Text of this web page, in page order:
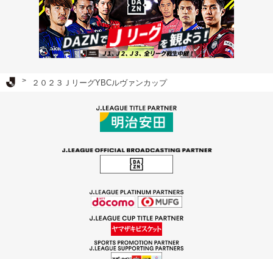
Ｊリーグ TOP
２０２３ＪリーグYBCルヴァンカップ